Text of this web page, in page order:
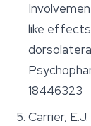
like
18446323
Carrier,